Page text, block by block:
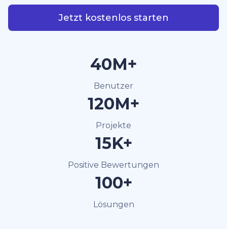
Jetzt kostenlos starten
40M+
Benutzer
120M+
Projekte
15K+
Positive Bewertungen
100+
Lösungen